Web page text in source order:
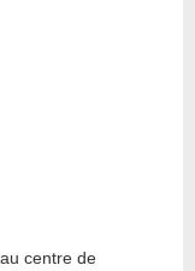
centre de